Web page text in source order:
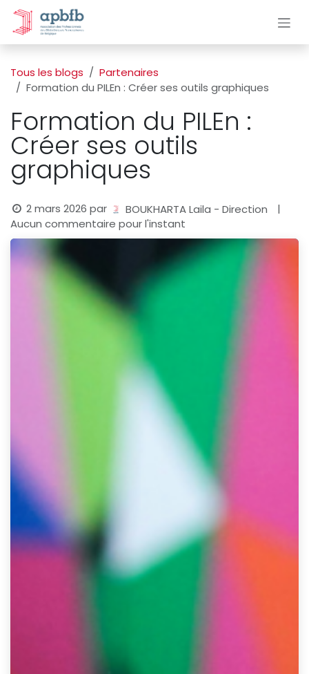
Se rendre au contenu
Tous les blogs
Partenaires
Formation du PILEn : Créer ses outils graphiques
Formation du PILEn :
Créer ses outils
graphiques
2 mars 2026 par BOUKHARTA Laila - Direction
|
Aucun commentaire pour l'instant